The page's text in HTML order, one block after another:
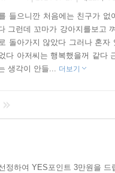
루 린드그렌
칙｜4월-봄, 동식물｜5월-나
에 가면｜1-2 국어 10. 인
을 생각해요｜2-2 국어 7.
들으니깐 처음에는 친구가
그런데 꼬마가 강아지를보고
돌아가지 않았다 그러나 혼
다 아저씨는 행복했을꺼 같다
생각이 안들... 더보기
정하여 YES포인트 3만원을 드